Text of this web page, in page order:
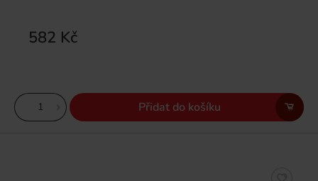
582 Kč
Přidat do košíku